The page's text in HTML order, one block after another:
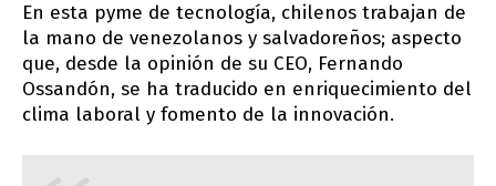
En esta pyme de tecnología, chilenos trabajan de
la mano de venezolanos y salvadoreños; aspecto
que, desde la opinión de su CEO, Fernando
Ossandón, se ha traducido en enriquecimiento del
clima laboral y fomento de la innovación.